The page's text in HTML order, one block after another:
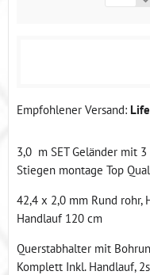
3,0 m SET Geländer mit
Stiegen montage Top
42,4 x 2,0 mm Rund rohr,
Handlauf 120 cm
Querstabhalter mit
Komplett Inkl. Handlauf,